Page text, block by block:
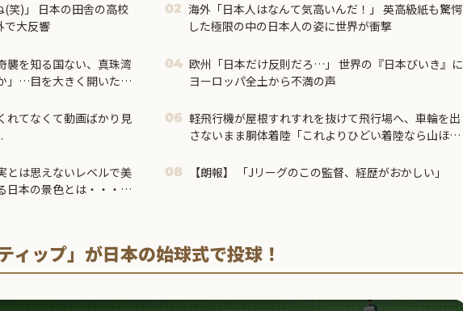
笑)」 日本の田舎の高校
で大反響
02 海外「日本人はなんて気高いんだ！」 英高級紙も驚愕
した極限の中の日本人の姿に世界が衝撃
襲を知る国ない、真珠湾
」…目を大きく開いた高
04 欧州「日本だけ反則だろ…」 世界の『日本びいき』に
ヨーロッパ全土から不満の声
れてなくて動画ばかり見
06 軽飛行機が屋根すれすれを抜けて飛行場へ、車輪を出
さないまま胴体着陸「これよりひどい着陸なら山ほど
とは思えないレベルで美
日本の景色とは・・・？
08 【朗報】 「Jリーグのこの監督、経歴がおかしい」
ィップ」が日本の始球式で投球！